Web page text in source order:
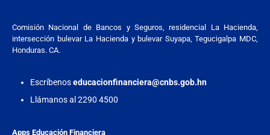
Comisión Nacional de Bancos y Seguros, residencial La Hacienda,
intersección bulevar La Hacienda y bulevar Suyapa, Tegucigalpa MDC,
Honduras. CA.
Escríbenoseducacionfinanciera@cnbs.gob.hn
Llámanos al 2290 4500
Apps Educación Financiera